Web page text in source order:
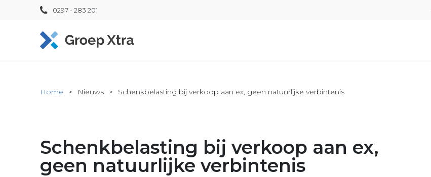
0297 - 283 201
Home Nieuws Schenkbelasting bij verkoop aan ex, geen natuurlijke verbintenis
Schenkbelasting bij verkoop aan ex,
geen natuurlijke verbintenis